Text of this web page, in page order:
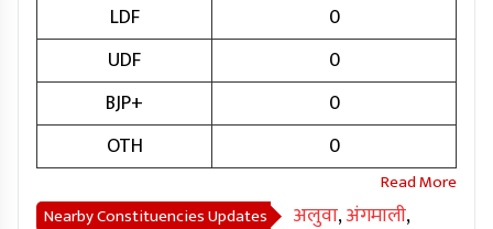
LDF
0
UDF
0
BJP+
0
OTH
0
Nearby Constituencies Updates अलुवा,अंगमाली,